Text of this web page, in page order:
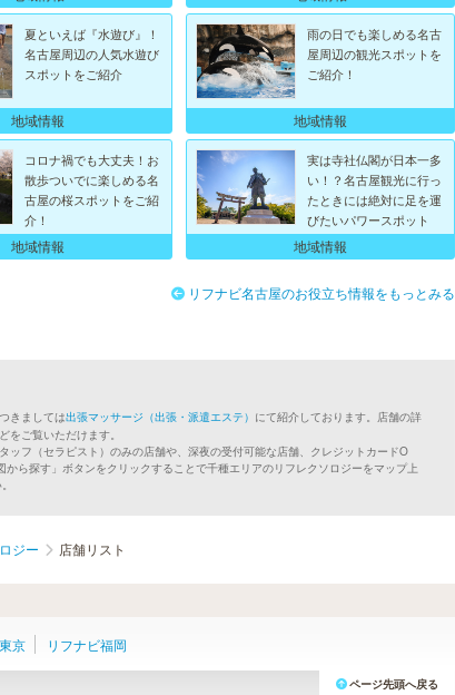
夏といえば『水遊び』！
名古屋周辺の人気水遊び
スポットをご紹介
地域情報
雨の日でも楽しめる名古
屋周辺の観光スポットを
ご紹介！
地域情報
コロナ禍でも大丈夫！お
散歩ついでに楽しめる名
古屋の桜スポットをご紹
介！
地域情報
実は寺社仏閣が日本一多
い！？名古屋観光に行っ
たときには絶対に足を運
びたいパワースポット
地域情報
リフナビ名古屋のお役立ち情報をもっとみる
きましては出張マッサージ（出張・派遣エステ） にて紹介しております。店舗の詳
ご覧いただけます。
フ（セラピスト）のみの店舗や、深夜の受付可能な店舗、クレジットカードO
ら探す」ボタンをクリックすることで千種エリアのリフレクソロジーをマップ上
ジー 店舗リスト
京 リフナビ福岡
ページ先頭へ戻る